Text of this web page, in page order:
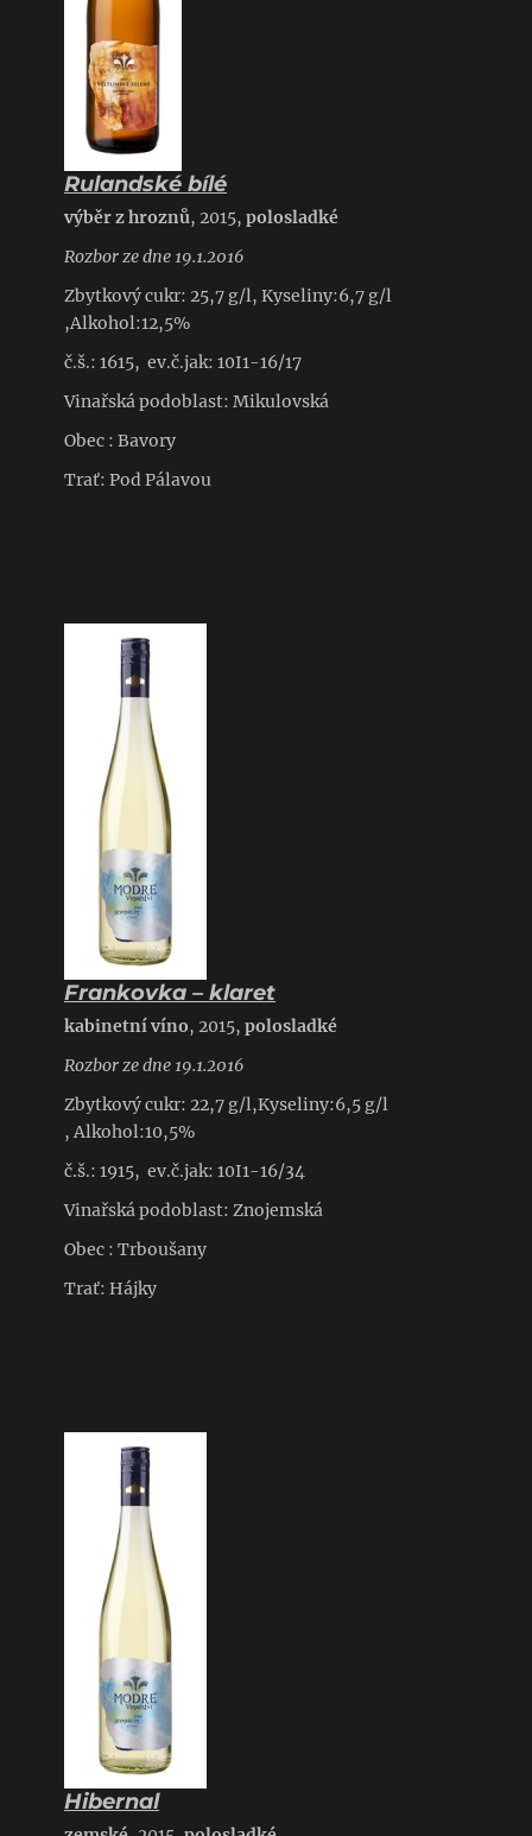
Rulandské bílé
výběr z hroznů, 2015, polosladké
Rozbor ze dne 19.1.2016
Zbytkový cukr: 25,7 g/l, Kyseliny:6,7 g/l
,Alkohol:12,5%
č.š.: 1615, ev.č.jak: 10I1-16/17
Vinařská podoblast: Mikulovská
Obec : Bavory
Trať: Pod Pálavou
Frankovka – klaret
kabinetní víno, 2015, polosladké
Rozbor ze dne 19.1.2016
Zbytkový cukr: 22,7 g/l,Kyseliny:6,5 g/l
, Alkohol:10,5%
č.š.: 1915, ev.č.jak: 10I1-16/34
Vinařská podoblast: Znojemská
Obec : Trboušany
Trať: Hájky
Hibernal